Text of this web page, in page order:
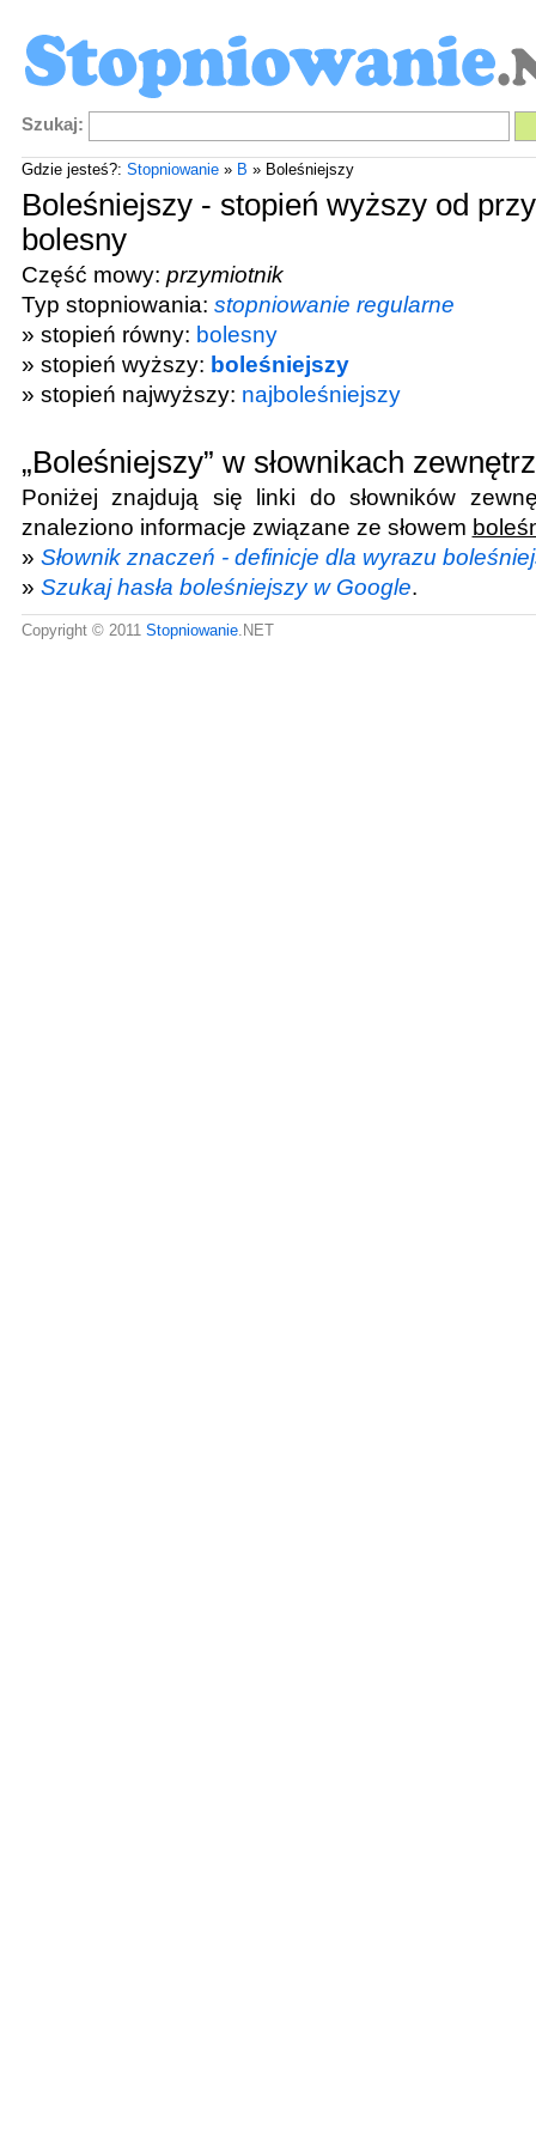
Szukaj:
Gdzie jesteś?: Stopniowanie» B » Boleśniejszy
Boleśniejszy - stopień wyższy od
bolesny
Część mowy: przymiotnik
Typ stopniowania: stopniowanie regularne
» stopień równy: bolesny
» stopień wyższy: boleśniejszy
» stopień najwyższy: najboleśniejszy
„Boleśniejszy” w słownikach
Poniżej znajdują się linki do słowników
znaleziono informacje związane ze słowem
» Słownik znaczeń - definicje dla wyrazu
» Szukaj hasła boleśniejszy w Google.
Copyright © 2011 Stopniowanie.NET